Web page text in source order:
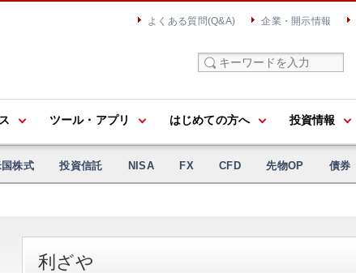
よくある質問(Q&A) 企業・開示情報
ツール・アプリ はじめての方へ 投資情報
株式 投資信託 NISA FX CFD 先物OP 債券
利ざや